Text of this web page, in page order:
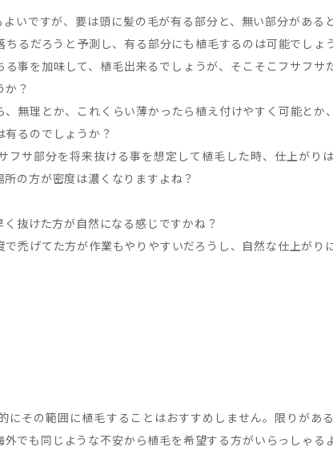
いですが、要は頭に髪の毛が有る部分と、無い部分がある
るだろうと予測し、有る部分にも植毛するのは可能でしょ
事を加味して、植毛出来るでしょうが、そこそこフサフサ
？
無理とか、これくらい薄かったら植え付けやすく可能とか、
るのでしょうか？
フサ部分を将来抜ける事を想定して植毛した時、仕上がり
の方が密度は濃くなりますよね？
抜けた方が自然になる感じですかね？
禿げてた方が作業もやりやすいだろうし、自然な仕上がり
にその範囲に植毛することはおすすめしません。限りがあ
でも同じような不安から植毛を希望する方がいらっしゃる